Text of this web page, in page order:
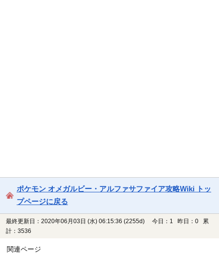
ポケモン オメガルビー・アルファサファイア攻略Wiki トッ
プページに戻る
最終更新日：2020年06月03日 (水) 06:15:36 (2255d)
今日：1 昨日：0 累
計：3536
関連ページ